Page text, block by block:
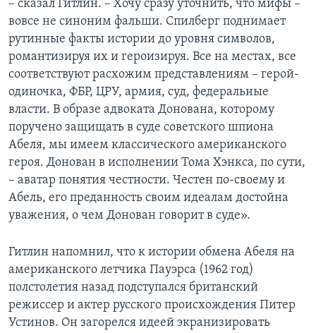
– сказал Гитлин. – Хочу сразу уточнить, что мифы –
вовсе не синоним фальши. Спилберг поднимает
рутинные факты истории до уровня символов,
романтизируя их и героизируя. Все на местах, все
соответствуют расхожим представлениям – герой-
одиночка, ФБР, ЦРУ, армия, суд, федеральные
власти. В образе адвоката Донована, которому
поручено защищать в суде советского шпиона
Абеля, мы имеем классического американского
героя. Донован в исполнении Тома Хэнкса, по сути,
– аватар понятия честности. Честен по-своему и
Абель, его преданность своим идеалам достойна
уважения, о чем Донован говорит в суде».
Гитлин напомнил, что к истории обмена Абеля на
американского летчика Пауэрса (1962 год)
полстолетия назад подступался британский
режиссер и актер русского происхождения Питер
Устинов. Он загорелся идеей экранизировать